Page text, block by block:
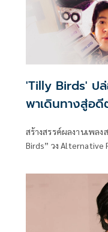
'Tilly Birds' ป
พาเดินทางสู่อ
สร้างสรรค์ผลงานเพล
Birds” วง Alternative
สากลออกมาไม่นาน 3
บิลลี่-ณัฐดนัย ชูชาติ (
รกุล (กลอง) ก็ได้ปล่อย
เพลง Synth-Pop ผสม